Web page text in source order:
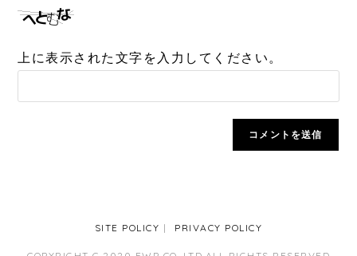
上に表示された文字を入力してください。
SITE POLICY PRIVACY POLICY